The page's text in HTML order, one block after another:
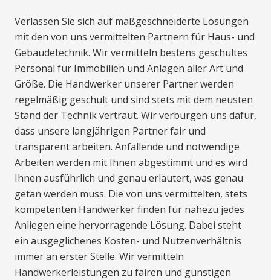
Verlassen Sie sich auf maßgeschneiderte Lösungen
mit den von uns vermittelten Partnern für Haus- und
Gebäudetechnik. Wir vermitteln bestens geschultes
Personal für Immobilien und Anlagen aller Art und
Größe. Die Handwerker unserer Partner werden
regelmäßig geschult und sind stets mit dem neusten
Stand der Technik vertraut. Wir verbürgen uns dafür,
dass unsere langjährigen Partner fair und
transparent arbeiten. Anfallende und notwendige
Arbeiten werden mit Ihnen abgestimmt und es wird
Ihnen ausführlich und genau erläutert, was genau
getan werden muss. Die von uns vermittelten, stets
kompetenten Handwerker finden für nahezu jedes
Anliegen eine hervorragende Lösung. Dabei steht
ein ausgeglichenes Kosten- und Nutzenverhältnis
immer an erster Stelle. Wir vermitteln
Handwerkerleistungen zu fairen und günstigen